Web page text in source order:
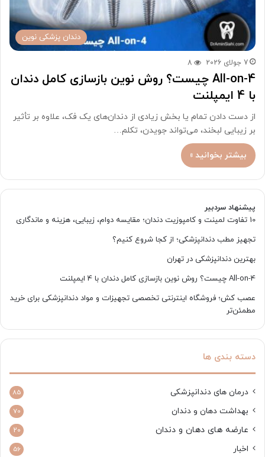
دندان پزشکی نوین
7 جولای 2026 8
All-on-4 چیست؟ روش نوین بازسازی کامل دندان
با 4 ایمپلنت
از دست دادن تمام یا بخش زیادی از دندان‌های یک فک، علاوه بر تأثیر
بر زیبایی لبخند، می‌تواند جویدن، تکلم…
بیشتر بخوانید »
پیشنهاد سردبیر
10 تفاوت لمینت و کامپوزیت دندان؛ مقایسه دوام، زیبایی، هزینه و ماندگاری
تجهیز مطب دندانپزشکی؛ از کجا شروع کنیم؟
بهترین دندانپزشکی در تهران
All-on-4 چیست؟ روش نوین بازسازی کامل دندان با 4 ایمپلنت
عصب کش؛ فروشگاه اینترنتی تخصصی تجهیزات و مواد دندانپزشکی برای خرید
مطمئن‌تر
دسته بندی ها
درمان های دندانپزشکی 85
بهداشت دهان و دندان 70
عارضه های دهان و دندان 20
اخبار 56